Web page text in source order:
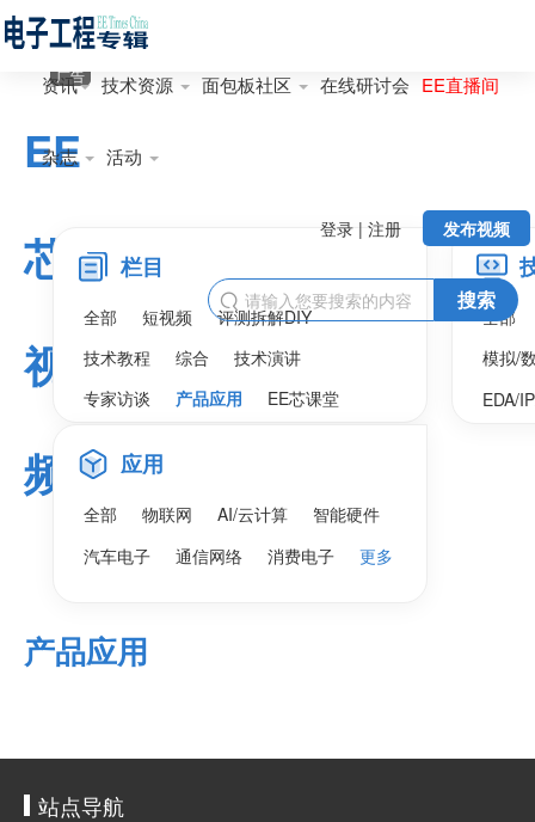
资讯 技术资源 面包板社区 在线研讨会 EE直播间
杂志 活动
发布视频
登录 | 注册
 搜索
EE
芯
视
频
广告
栏目
全部 短视频
评测拆解DIY
技术教程
综合
技术演讲
专家访谈
产品应用 EE芯课堂
全部
模拟/
EDA/
应用
全部 物联网 AI/云计算
智能硬件
汽车电子
通信网络 消费电子 更多
产品应用
站点导航